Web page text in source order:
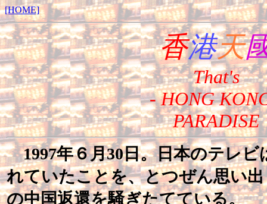
[HOME]
香港天
That's
- HONG
PARADISE
1997年６月30日。日本のテレビ
れていたことを、とつぜん思い
の中国返還を騒ぎたてている。